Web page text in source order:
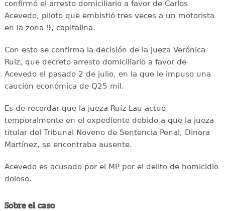
confirmó el arresto domiciliario a favor de Carlos
Acevedo, piloto que embistió tres veces a un motorista
en la zona 9, capitalina.
Con esto se confirma la decisión de la jueza Verónica
Ruiz, que decreto arresto domiciliario a favor de
Acevedo el pasado 2 de julio, en la que le impuso una
caución económica de Q25 mil.
Es de recordar que la jueza Ruíz Lau actuó
temporalmente en el expediente debido a que la jueza
titular del Tribunal Noveno de Sentencia Penal, Dinora
Martínez, se encontraba ausente.
Acevedo es acusado por el MP por el delito de homicidio
doloso.
Sobre el caso